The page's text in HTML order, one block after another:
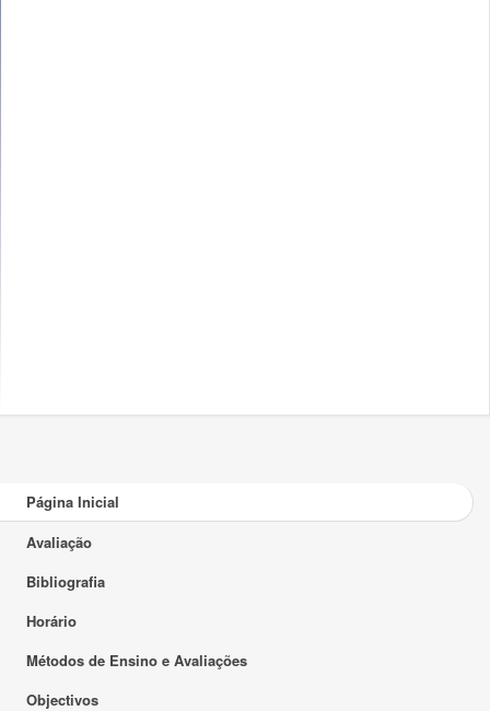
Página Inicial
Avaliação
Bibliografia
Horário
Métodos de Ensino e Avaliações
Objectivos